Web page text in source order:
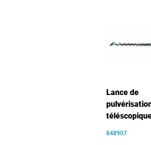
Lance de
848907